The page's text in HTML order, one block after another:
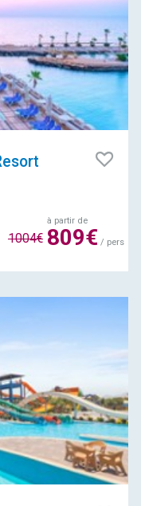
à partir de
809€/ pers
1004€